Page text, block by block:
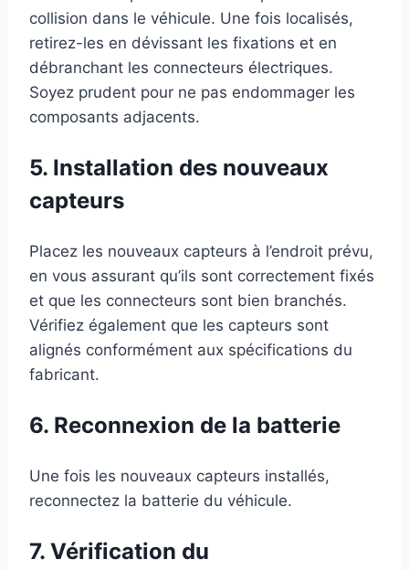
collision dans le véhicule. Une fois localisés,
retirez-les en dévissant les fixations et en
débranchant les connecteurs électriques.
Soyez prudent pour ne pas endommager les
composants adjacents.
5. Installation des nouveaux
capteurs
Placez les nouveaux capteurs à l’endroit prévu,
en vous assurant qu’ils sont correctement fixés
et que les connecteurs sont bien branchés.
Vérifiez également que les capteurs sont
alignés conformément aux spécifications du
fabricant.
6. Reconnexion de la batterie
Une fois les nouveaux capteurs installés,
reconnectez la batterie du véhicule.
7. Vérification du